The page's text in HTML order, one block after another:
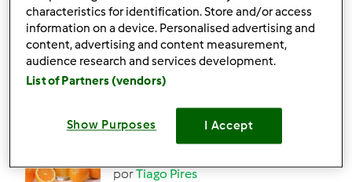
Smoothie de Ananaz e
Goji
porÇãoJulião
3 1 Fácil
(30)
porTiago Pires
characteristics for identification. Store and/or access
information on a device. Personalised advertising and
content, advertising and content measurement,
audience research and services development.
List of Partners (vendors)
Show Purposes I Accept